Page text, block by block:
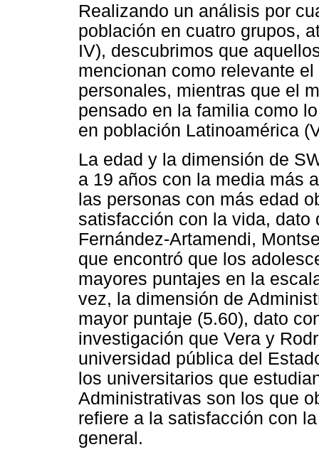
Realizando un análisis por
población en cuatro grupos,
IV), descubrimos que
mencionan como relevante
personales, mientras que el
pensado en la familia como
en población Latinoamérica
La edad y la dimensión de
a 19 años con la media más
las personas con más edad
satisfacción con la vida, dato
Fernández-Artamendi,
que encontró que los
mayores puntajes en la
vez, la dimensión de
mayor puntaje (5.60), dato
investigación que Vera y
universidad pública del
los universitarios que
Administrativas son los que
refiere a la satisfacción con
general.